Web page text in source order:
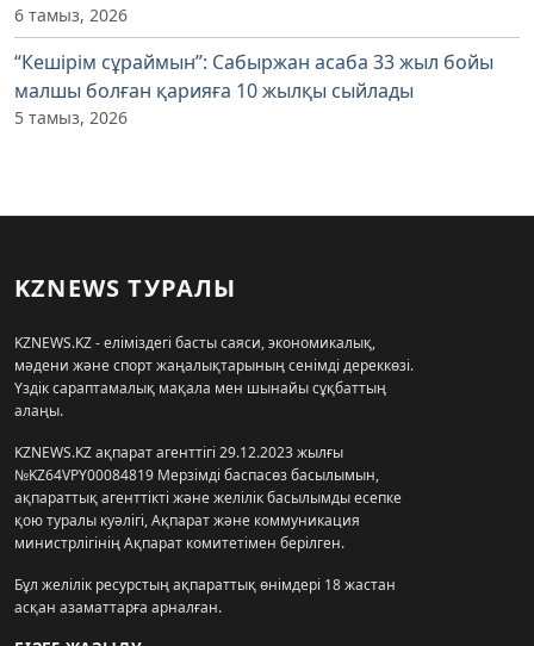
6 тамыз, 2026
“Кешірім сұраймын”: Сабыржан асаба 33 жыл бойы
малшы болған қарияға 10 жылқы сыйлады
5 тамыз, 2026
KZNEWS ТУРАЛЫ
KZNEWS.KZ - еліміздегі басты саяси, экономикалық,
мәдени және спорт жаңалықтарының сенімді дереккөзі.
Үздік сараптамалық мақала мен шынайы сұқбаттың
алаңы.
KZNEWS.KZ ақпарат агенттігі 29.12.2023 жылғы
№KZ64VPY00084819 Мерзімді баспасөз басылымын,
ақпараттық агенттікті және желілік басылымды есепке
қою туралы куәлігі, Ақпарат және коммуникация
министрлігінің Ақпарат комитетімен берілген.
Бұл желілік ресурстың ақпараттық өнімдері 18 жастан
асқан азаматтарға арналған.